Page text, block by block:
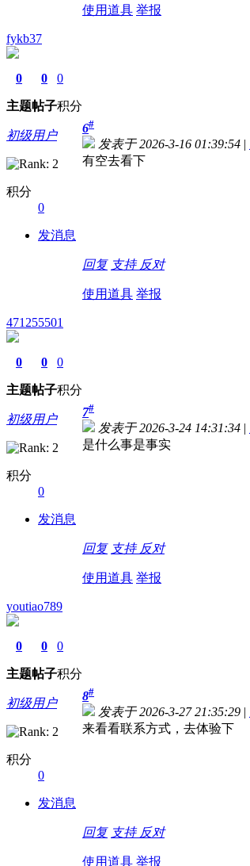
使用道具 举报
fykb37
0
主题
0
帖子
0
积分
初级用户
积分
0
发消息
6#
发表于 2026-3-16 01:39:54 |
有空去看下
回复 支持 反对
使用道具 举报
471255501
0
主题
0
帖子
0
积分
初级用户
积分
0
发消息
7#
发表于 2026-3-24 14:31:34 |
是什么事是事实
回复 支持 反对
使用道具 举报
youtiao789
0
主题
0
帖子
0
积分
初级用户
积分
0
发消息
8#
发表于 2026-3-27 21:35:29 |
来看看联系方式，去体验下
回复 支持 反对
使用道具 举报